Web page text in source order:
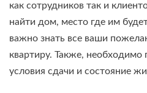
как сотрудников так и
найти дом, место где им
важно знать все ваши
квартиру. Также, необходимо
условия сдачи и состояние